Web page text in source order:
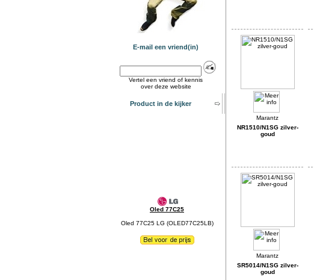
E-mail een vriend(in)
Vertel een vriend of kennis
over deze website
Product in de kijker
Oled 77C25
Oled 77C25 LG (OLED77C25LB)
NR1510/N1SG zilver-
goud
SR5014/N1SG zilver-
goud